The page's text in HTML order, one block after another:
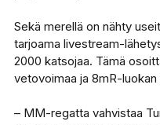
Sekä merellä on nähty
tarjoama livestream-
2000 katsojaa. Tämä
vetovoimaa ja 8mR-
– MM-regatta vahvistaa